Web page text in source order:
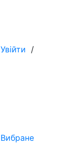
Увійти /
Вибране